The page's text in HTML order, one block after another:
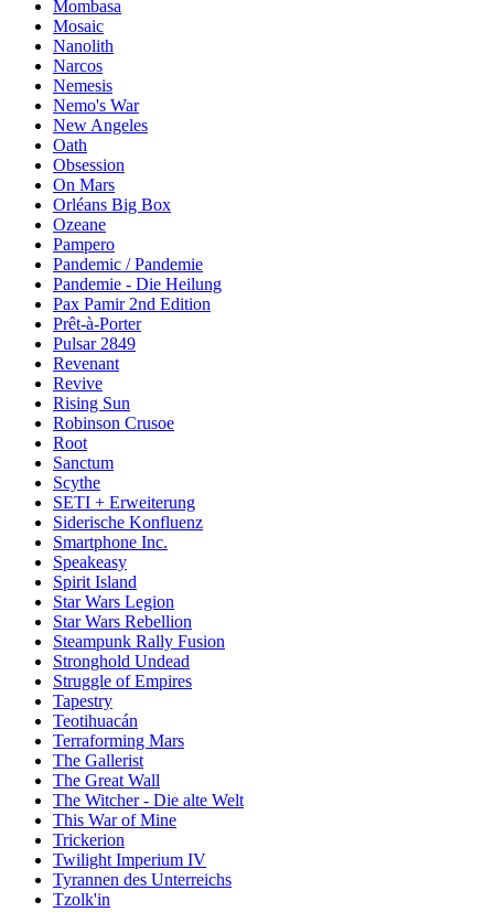
Mombasa
Mosaic
Nanolith
Narcos
Nemesis
Nemo's War
New Angeles
Oath
Obsession
On Mars
Orléans Big Box
Ozeane
Pampero
Pandemic / Pandemie
Pandemie - Die Heilung
Pax Pamir 2nd Edition
Prêt-à-Porter
Pulsar 2849
Revenant
Revive
Rising Sun
Robinson Crusoe
Root
Sanctum
Scythe
SETI + Erweiterung
Siderische Konfluenz
Smartphone Inc.
Speakeasy
Spirit Island
Star Wars Legion
Star Wars Rebellion
Steampunk Rally Fusion
Stronghold Undead
Struggle of Empires
Tapestry
Teotihuacán
Terraforming Mars
The Gallerist
The Great Wall
The Witcher - Die alte Welt
This War of Mine
Trickerion
Twilight Imperium IV
Tyrannen des Unterreichs
Tzolk'in